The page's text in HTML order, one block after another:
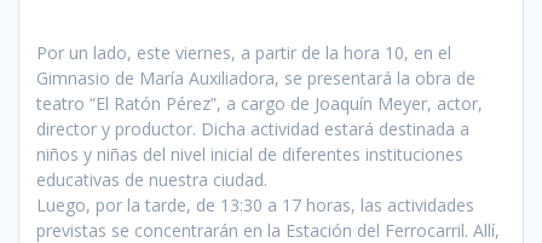
Por un lado, este viernes, a partir de la hora 10, en el
Gimnasio de María Auxiliadora, se presentará la obra de
teatro “El Ratón Pérez”, a cargo de Joaquín Meyer, actor,
director y productor. Dicha actividad estará destinada a
niños y niñas del nivel inicial de diferentes instituciones
educativas de nuestra ciudad.
Luego, por la tarde, de 13:30 a 17 horas, las actividades
previstas se concentrarán en la Estación del Ferrocarril. Allí,